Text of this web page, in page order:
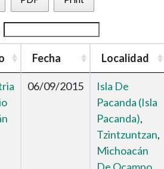
Fecha Localidad
06/09/2015
Isla De
Pacanda (Isla
Pacanda),
Tzintzuntzan,
Michoacán